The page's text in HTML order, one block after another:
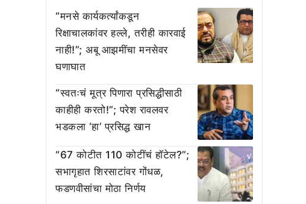
“मनसे कार्यकर्त्यांकडून
रिक्षाचालकांवर हल्ले, तरीही कारवाई
नाही!”; अबू आझमींचा मनसेवर
घणाघात
“स्वतःचं मूत्र पिणारा प्रसिद्धीसाठी
काहीही करतो!”; परेश रावलवर
भडकला ‘हा’ प्रसिद्ध खान
“67 कोटीत 110 कोटींचं हॉटेल?”;
सभागृहात शिरसाटांवर गोंधळ,
फडणवीसांचा मोठा निर्णय